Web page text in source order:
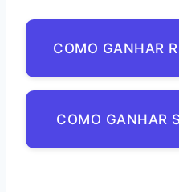
COMO GANHAR
COMO GANHAR